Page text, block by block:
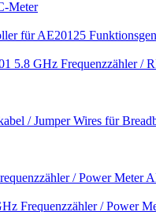
Meter
für AE20125
5.8 GHz Frequenzzähler /
/ Jumper Wires für